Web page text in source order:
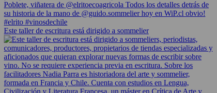
Este taller de escritura está dirigido a sommelier